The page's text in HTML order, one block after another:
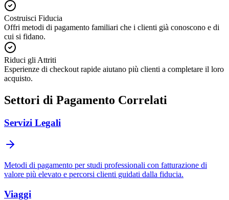
Costruisci Fiducia
Offri metodi di pagamento familiari che i clienti già conoscono e di
cui si fidano.
Riduci gli Attriti
Esperienze di checkout rapide aiutano più clienti a completare il loro
acquisto.
Settori di Pagamento Correlati
Servizi Legali
Metodi di pagamento per studi professionali con fatturazione di
valore più elevato e percorsi clienti guidati dalla fiducia.
Viaggi